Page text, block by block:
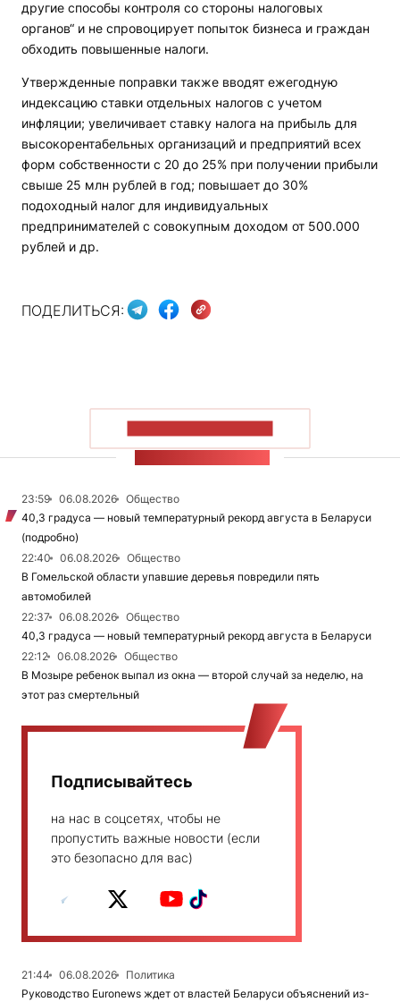
другие способы контроля со стороны налоговых
органов“ и не спровоцирует попыток бизнеса и граждан
обходить повышенные налоги.
Утвержденные поправки также вводят ежегодную
индексацию ставки отдельных налогов с учетом
инфляции; увеличивает ставку налога на прибыль для
высокорентабельных организаций и предприятий всех
форм собственности с 20 до 25% при получении прибыли
свыше 25 млн рублей в год; повышает до 30%
подоходный налог для индивидуальных
предпринимателей с совокупным доходом от 500.000
рублей и др.
ПОДЕЛИТЬСЯ:
23:59 06.08.2026
Общество
40,3 градуса — новый температурный рекорд августа в Беларуси
(подробно)
22:40
06.08.2026
Общество
В Гомельской области упавшие деревья повредили пять
автомобилей
22:37
06.08.2026
Общество
40,3 градуса — новый температурный рекорд августа в Беларуси
22:12
06.08.2026
Общество
В Мозыре ребенок выпал из окна — второй случай за неделю, на
этот раз смертельный
Подписывайтесь
на нас в соцсетях, чтобы не
пропустить важные новости (если
это безопасно для вас)
21:44 06.08.2026
Политика
Руководство Euronews ждет от властей Беларуси объяснений из-